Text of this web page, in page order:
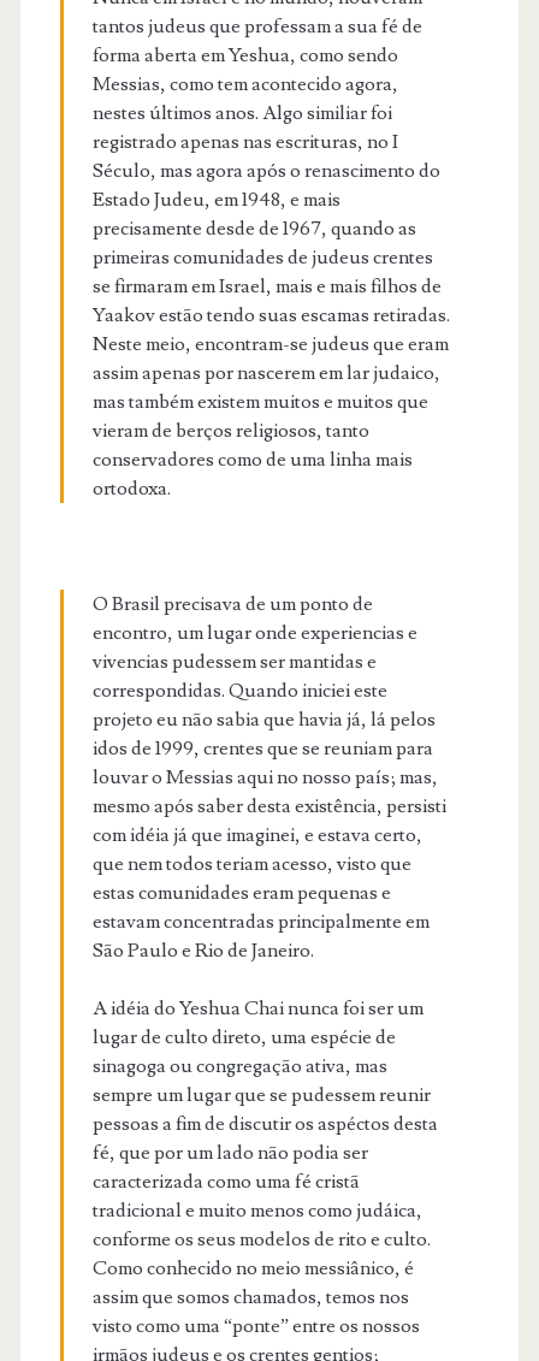
tantos judeus que professam a sua fé de
forma aberta em Yeshua, como sendo
Messias, como tem acontecido agora,
nestes últimos anos. Algo similiar foi
registrado apenas nas escrituras, no I
Século, mas agora após o renascimento do
Estado Judeu, em 1948, e mais
precisamente desde de 1967, quando as
primeiras comunidades de judeus crentes
se firmaram em Israel, mais e mais filhos de
Yaakov estão tendo suas escamas retiradas.
Neste meio, encontram-se judeus que eram
assim apenas por nascerem em lar judaico,
mas também existem muitos e muitos que
vieram de berços religiosos, tanto
conservadores como de uma linha mais
ortodoxa.
O Brasil precisava de um ponto de
encontro, um lugar onde experiencias e
vivencias pudessem ser mantidas e
correspondidas. Quando iniciei este
projeto eu não sabia que havia já, lá pelos
idos de 1999, crentes que se reuniam para
louvar o Messias aqui no nosso país; mas,
mesmo após saber desta existência, persisti
com idéia já que imaginei, e estava certo,
que nem todos teriam acesso, visto que
estas comunidades eram pequenas e
estavam concentradas principalmente em
São Paulo e Rio de Janeiro.
A idéia do Yeshua Chai nunca foi ser um
lugar de culto direto, uma espécie de
sinagoga ou congregação ativa, mas
sempre um lugar que se pudessem reunir
pessoas a fim de discutir os aspéctos desta
fé, que por um lado não podia ser
caracterizada como uma fé cristã
tradicional e muito menos como judáica,
conforme os seus modelos de rito e culto.
Como conhecido no meio messiânico, é
assim que somos chamados, temos nos
visto como uma “ponte” entre os nossos
irmãos judeus e os crentes gentios;